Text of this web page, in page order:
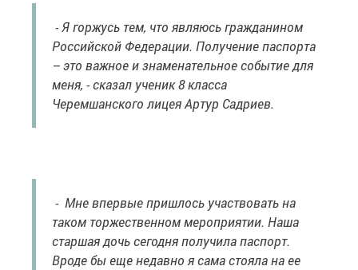
- Я горжусь тем, что являюсь гражданином
Российской Федерации. Получение паспорта
– это важное и знаменательное событие для
меня, - сказал ученик 8 класса
Черемшанского лицея Артур Садриев.
- Мне впервые пришлось участвовать на
таком торжественном мероприятии. Наша
старшая дочь сегодня получила паспорт.
Вроде бы еще недавно я сама стояла на ее